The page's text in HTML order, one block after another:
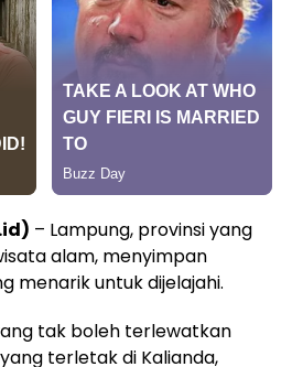
– Lampung, provinsi yang
alam, menyimpan
menarik untuk dijelajahi.
tak boleh terlewatkan
terletak di Kalianda,